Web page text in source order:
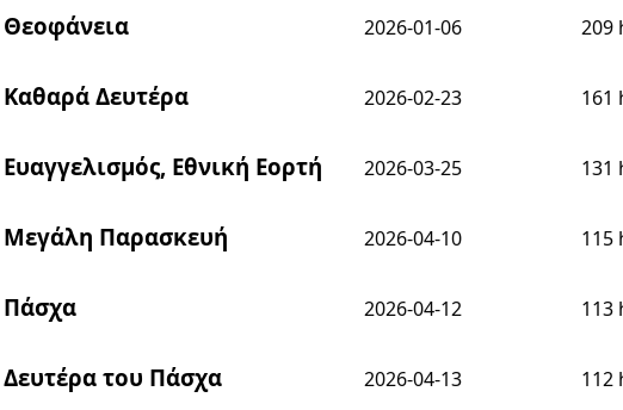
Θεοφάνεια 2026-01-06 209
Καθαρά Δευτέρα 2026-02-23 161
Ευαγγελισμός, Εθνική Εορτή 2026-03-25 131
Μεγάλη Παρασκευή 2026-04-10 115
Πάσχα 2026-04-12 113
Δευτέρα του Πάσχα 2026-04-13 112